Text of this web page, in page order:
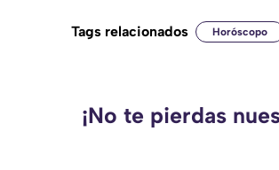
Tags relacionados Horóscopo
¡No te pierdas